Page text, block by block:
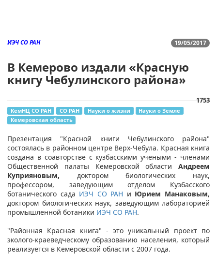
19/05/2017
ИЭЧ СО РАН
В Кемерово издали «Красную
книгу Чебулинского района»
1753
КемНЦ СО РАН СО РАН Науки о жизни
Науки о Земле
Кемеровская область
Презентация "Красной книги Чебулинского района"
состоялась в районном центре Верх-Чебула. Красная книга
создана в соавторстве с кузбасскими учеными - членами
Общественной палаты Кемеровской области Андреем
Куприяновым, доктором биологических наук,
профессором, заведующим отделом Кузбасского
ботанического сада ИЭЧ СО РАН и Юрием Манаковым,
доктором биологических наук, заведующим лабораторией
промышленной ботаники ИЭЧ СО РАН.
"Районная Красная книга" - это уникальный проект по
эколого-краеведческому образованию населения, который
реализуется в Кемеровской области с 2007 года.